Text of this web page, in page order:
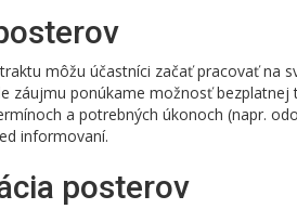
môžu účastníci začať pracovať na
záujmu ponúkame možnosť
a potrebných úkonoch (napr.
informovaní.
posterov